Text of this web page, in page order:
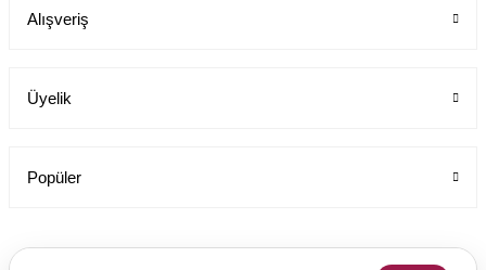
Alışveriş
Üyelik
Popüler